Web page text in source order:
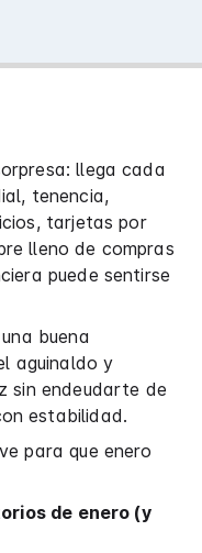
llega cada
tenencia,
tarjetas por
lleno de compras
puede sentirse
buena
aguinaldo y
sin endeudarte de
estabilidad.
para que enero
de enero (y